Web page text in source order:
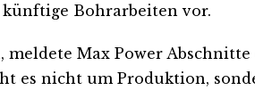
Bohrarbeiten vor.
Max Power
es nicht um Produktion,